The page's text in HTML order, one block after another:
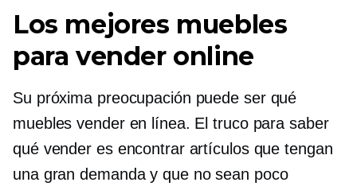
Los mejores muebles
para vender online
Su próxima preocupación puede ser qué
muebles vender en línea. El truco para saber
qué vender es encontrar artículos que tengan
una gran demanda y que no sean poco